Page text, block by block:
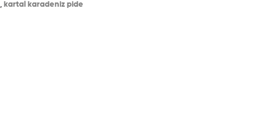
, kartal karadeniz pide